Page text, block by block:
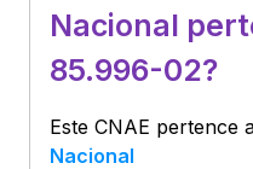
Nacional
85.996-02?
Este CNAE pertence
Nacional